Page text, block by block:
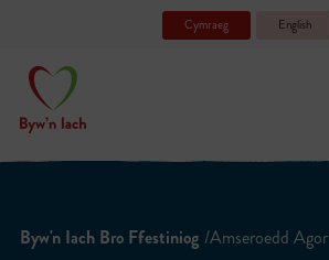
Cymraeg English
Byw'n Iach Bro Ffestiniog /Amseroedd Agor